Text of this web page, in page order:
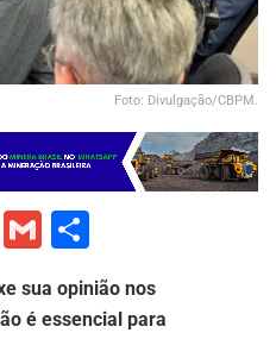
Foto: Divulgação/CBPM.
T
G
ai
h
ar
sua opinião nos
é essencial para